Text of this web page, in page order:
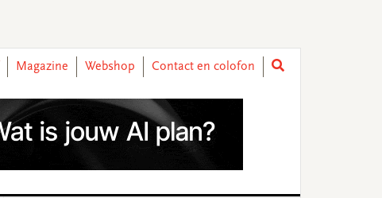
Magazine Webshop Contact en colofon